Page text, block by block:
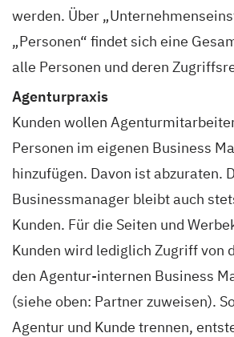
werden. Über
„Personen“ findet sich eine
alle Personen und deren
Agenturpraxis
Kunden wollen
Personen im eigenen Business
hinzufügen. Davon ist abzuraten.
Businessmanager bleibt auch
Kunden. Für die Seiten und
Kunden wird lediglich Zugriff von
den Agentur-internen Business
(siehe oben: Partner zuweisen).
Agentur und Kunde trennen,